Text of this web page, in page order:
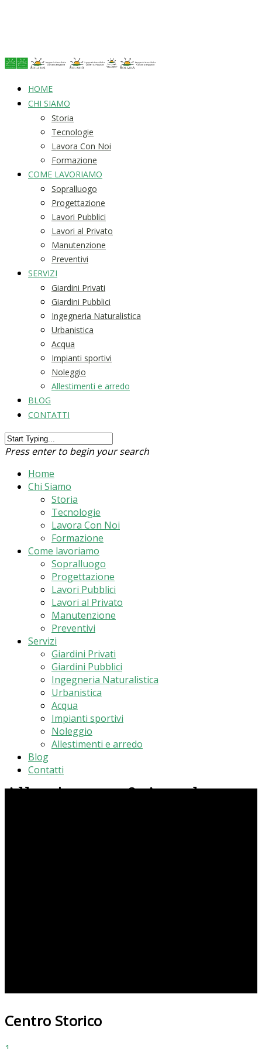
HOME
CHI SIAMO
Storia
Tecnologie
Lavora Con Noi
Formazione
COME LAVORIAMO
Sopralluogo
Progettazione
Lavori Pubblici
Lavori al Privato
Manutenzione
Preventivi
SERVIZI
Giardini Privati
Giardini Pubblici
Ingegneria Naturalistica
Urbanistica
Acqua
Impianti sportivi
Noleggio
Allestimenti e arredo
BLOG
CONTATTI
Press enter to begin your search
Home
Chi Siamo
Storia
Tecnologie
Lavora Con Noi
Formazione
Come lavoriamo
Sopralluogo
Progettazione
Lavori Pubblici
Lavori al Privato
Manutenzione
Preventivi
Servizi
Giardini Privati
Giardini Pubblici
Ingegneria Naturalistica
Urbanistica
Acqua
Impianti sportivi
Noleggio
Allestimenti e arredo
Blog
Contatti
Allestimento & Arredo
Centro Storico